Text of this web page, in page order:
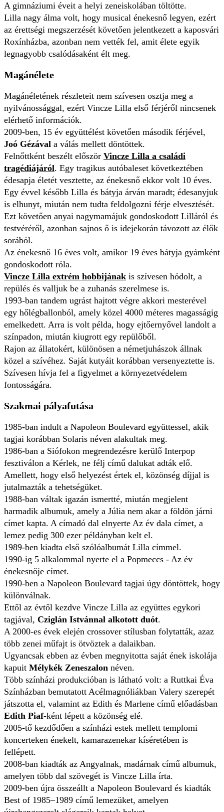
A gimnáziumi éveit a helyi zeneiskolában töltötte.
Lilla nagy álma volt, hogy musical énekesnő legyen, ezért
az érettségi megszerzését követően jelentkezett a kaposvári
Roxínházba, azonban nem vették fel, amit élete egyik
legnagyobb csalódásaként élt meg.
Magánélete
Magánéletének részleteit nem szívesen osztja meg a
nyilvánossággal, ezért Vincze Lilla első férjéről nincsenek
elérhető információk.
2009-ben, 15 év együttélést követően második férjével,
Joó Gézával a válás mellett döntöttek.
Felnőttként beszélt először Vincze Lilla a családi
tragédiájáról. Egy tragikus autóbaleset következtében
édesapja életét vesztette, az énekesnő ekkor volt 10 éves.
Egy évvel később Lilla és bátyja árván maradt; édesanyjuk
is elhunyt, miután nem tudta feldolgozni férje elvesztését.
Ezt követően anyai nagymamájuk gondoskodott Lilláról és
testvéréről, azonban sajnos ő is idejekorán távozott az élők
sorából.
Az énekesnő 16 éves volt, amikor 19 éves bátyja gyámként
gondoskodott róla.
Vincze Lilla extrém hobbijának is szívesen hódolt, a
repülés és valljuk be a zuhanás szerelmese is.
1993-ban tandem ugrást hajtott végre akkori mesterével
egy hőlégballonból, amely közel 4000 méteres magasságig
emelkedett. Arra is volt példa, hogy ejtőernyővel landolt a
színpadon, miután kiugrott egy repülőből.
Rajon az állatokért, különösen a németjuhászok állnak
közel a szívéhez. Saját kutyáit korábban versenyeztette is.
Szívesen hívja fel a figyelmet a környezetvédelem
fontosságára.
Szakmai pályafutása
1985-ban indult a Napoleon Boulevard együttessel, akik
tagjai korábban Solaris néven alakultak meg.
1986-ban a Siófokon megrendezésre kerülő Interpop
fesztiválon a Kérlek, ne félj című dalukat adták elő.
Amellett, hogy első helyezést értek el, közönség díjjal is
jutalmazták a tehetségüket.
1988-ban váltak igazán ismertté, miután megjelent
harmadik albumuk, amely a Júlia nem akar a földön járni
címet kapta. A címadó dal elnyerte Az év dala címet, a
lemez pedig 300 ezer példányban kelt el.
1989-ben kiadta első szólóalbumát Lilla címmel.
1990-ig 5 alkalommal nyerte el a Popmeccs - Az év
énekesnője címet.
1990-ben a Napoleon Boulevard tagjai úgy döntöttek, hogy
különválnak.
Ettől az évtől kezdve Vincze Lilla az együttes egykori
tagjával, Cziglán Istvánnal alkotott duót.
A 2000-es évek elején crossover stílusban folytatták, azaz
több zenei műfajt is ötvöztek a dalaikban.
Ugyancsak ebben az évben megnyitotta saját ének iskolája
kapuit Mélykék Zeneszalon néven.
Több színházi produkcióban is látható volt: a Ruttkai Éva
Színházban bemutatott Acélmagnóliákban Valery szerepét
játszotta el, valamint az Edith és Marlene című előadásban
Edith Piaf-ként lépett a közönség elé.
2005-tő kezdődően a színházi estek mellett templomi
koncerteken énekelt, kamarazenekar kíséretében is
fellépett.
2008-ban kiadták az Angyalnak, madárnak című albumuk,
amelyen több dal szövegét is Vincze Lilla írta.
2009-ben újra összeállt a Napoleon Boulevard és kiadták
Best of 1985–1989 című lemezüket, amelyen